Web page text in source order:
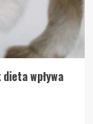
wpływa